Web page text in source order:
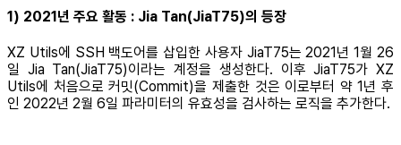
1) 2021년 주요 활동 : Jia Tan(JiaT75)의 등장
XZ Utils에 SSH 백도어를 삽입한 사용자 JiaT75는 2021년 1월 26
일 Jia Tan(JiaT75)이라는 계정을 생성한다. 이후 JiaT75가 XZ
Utils에 처음으로 커밋(Commit)을 제출한 것은 이로부터 약 1년 후
인 2022년 2월 6일 파라미터의 유효성을 검사하는 로직을 추가한다.